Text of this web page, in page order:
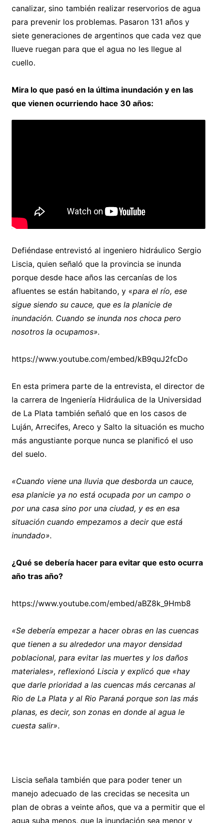
canalizar, sino también realizar reservorios de agua
para prevenir los problemas. Pasaron 131 años y
siete generaciones de argentinos que cada vez que
llueve ruegan para que el agua no les llegue al
cuello.
Mira lo que pasó en la última inundación y en las
que vienen ocurriendo hace 30 años:
Defiéndase entrevistó al ingeniero hidráulico Sergio
Liscia, quien señaló que la provincia se inunda
porque desde hace años las cercanías de los
afluentes se están habitando, y «para el río, ese
sigue siendo su cauce, que es la planicie de
inundación. Cuando se inunda nos choca pero
nosotros la ocupamos».
https://www.youtube.com/embed/kB9quJ2fcDo
En esta primera parte de la entrevista, el director de
la carrera de Ingeniería Hidráulica de la Universidad
de La Plata también señaló que en los casos de
Luján, Arrecifes, Areco y Salto la situación es mucho
más angustiante porque nunca se planificó el uso
del suelo.
«Cuando viene una lluvia que desborda un cauce,
esa planicie ya no está ocupada por un campo o
por una casa sino por una ciudad, y es en esa
situación cuando empezamos a decir que está
inundado».
¿Qué se debería hacer para evitar que esto ocurra
año tras año?
https://www.youtube.com/embed/aBZ8k_9Hmb8
«Se debería empezar a hacer obras en las cuencas
que tienen a su alrededor una mayor densidad
poblacional, para evitar las muertes y los daños
materiales», reflexionó Liscia y explicó que «hay
que darle prioridad a las cuencas más cercanas al
Rio de La Plata y al Rio Paraná porque son las más
planas, es decir, son zonas en donde al agua le
cuesta salir».
Liscia señala también que para poder tener un
manejo adecuado de las crecidas se necesita un
plan de obras a veinte años, que va a permitir que el
agua suba menos, que la inundación sea menor y